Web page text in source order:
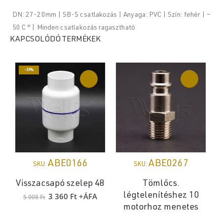
DN: 27-20mm | SB-S csatlakozás | Anyaga: PVC | Szín: fehér | ~
50 C ° | Minden csatlakozás ragasztható
KAPCSOLÓDÓ TERMÉKEK
-33%
SKU: ABE0166
Visszacsapó szelep 48
5 008Ft Original
price
3 360 FtCurrent
price
+ÁFA
SKU: ABE0267
Tömlőcs.
légtelenítéshez 10
motorhoz menetes